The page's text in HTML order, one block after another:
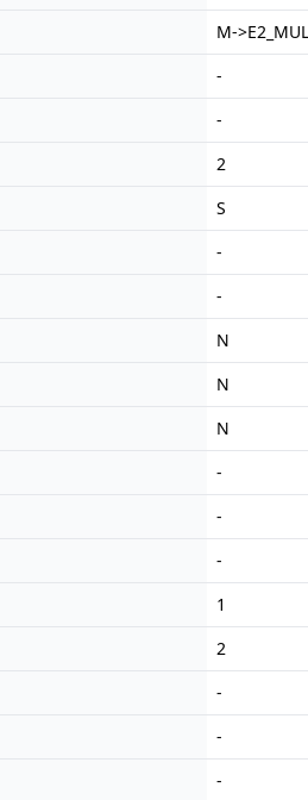
M-
-
-
2
S
-
-
N
N
N
-
-
-
1
2
-
-
-